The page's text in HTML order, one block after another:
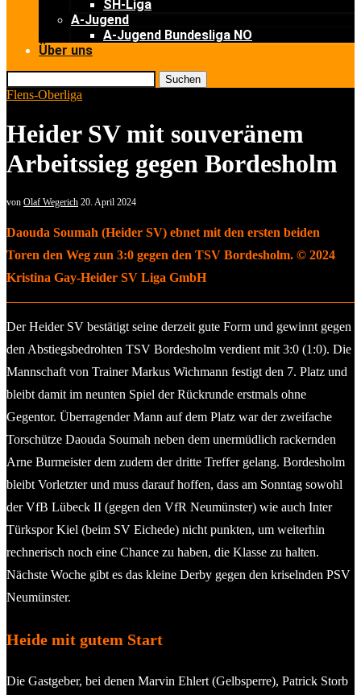
SH-Liga
A-Jugend
A-Jugend Bundesliga NO
Über uns
Suchen
Flens-Oberliga
Heider SV mit souveränem
Arbeitssieg gegen Bordesholm
von Olaf Wegerich 20. April 2024
Daouda Soumah (Heider SV) ebnet mit den ersten beiden
Toren den Weg zun 3:0 gegen den TSV Bordesholm. © 2024
Kristina Gay-Heider SV Liga GmbH
Der Heider SV bestätigt seine derzeit gute Form und gewinnt gegen
den Abstiegsbedrohten TSV Bordesholm verdient mit 3:0 (1:0). Die
Mannschaft von Trainer Markus Wichmann festigt den 7. Platz und
bleibt damit im neunten Spiel der Rückrunde erstmals ohne
Gegentor. Überragender Mann auf dem Platz war der zweifache
Torschütze Daouda Soumah neben dem unermüdlich rackernden
Arne Burmeister dem zudem der dritte Treffer gelang. Bordesholm
bleibt Vorletzter und muss darauf hoffen, dass am Sonntag sowohl
der VfB Lübeck II (gegen den VfR Neumünster) wie auch Inter
Türkspor Kiel (beim SV Eichede) nicht punkten, um weiterhin
rechnerisch noch eine Chance zu haben, die Klasse zu halten.
Nächste Woche gibt es das kleine Derby gegen den kriselnden PSV
Neumünster.
Heide mit gutem Start
Die Gastgeber, bei denen Marvin Ehlert (Gelbsperre), Patrick Storb